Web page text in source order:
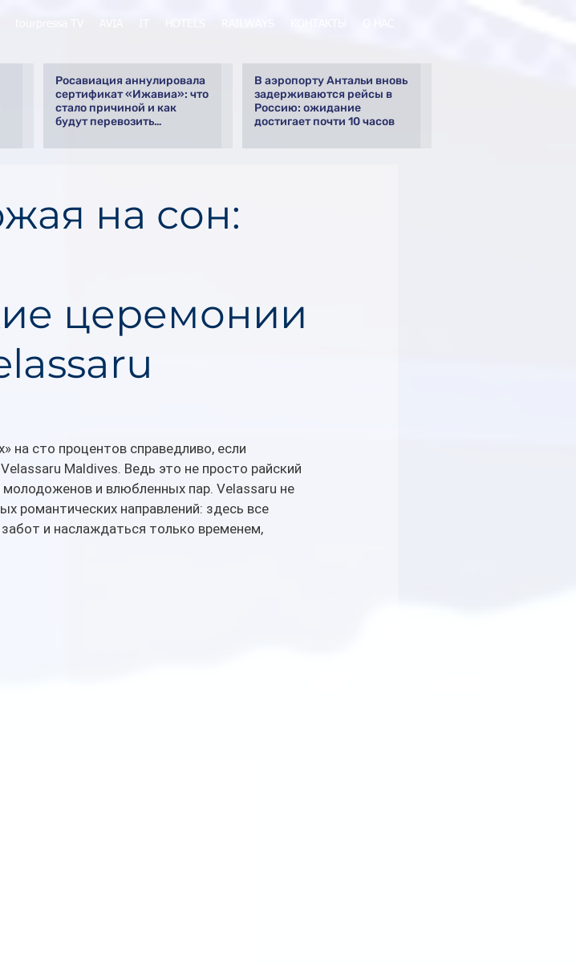
Росавиация аннулировала
сертификат «Ижавиа»: что
стало причиной и как
будут перевозить
В аэропорту Антальи вновь
задерживаются рейсы в
Россию: ожидание
достигает почти 10 часов
на сон:
церемонии
на сто процентов справедливо, если
Maldives. Ведь это не просто райский
и влюбленных пар. Velassaru не
романтических направлений: здесь все
и наслаждаться только временем,